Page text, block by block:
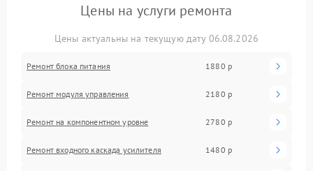
Цены на услуги ремонта
Цены актуальны на текущую дату 06.08.2026
Ремонт блока питания 1880 р
Ремонт модуля управления 2180 р
Ремонт на компонентном уровне 2780 р
Ремонт входного каскада усилителя 1480 р